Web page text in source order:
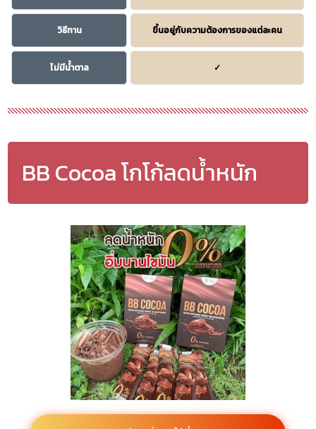
วิธีทาน ขึ้นอยู่กับความต้องการของแต่ละคน
ไม่มีน้ำตาล ✓
BB Cocoa โกโก้ลดน้ำหนัก